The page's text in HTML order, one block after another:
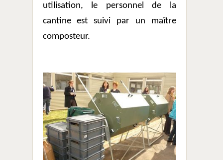
utilisation, le personnel de la
cantine est suivi par un maître
composteur.